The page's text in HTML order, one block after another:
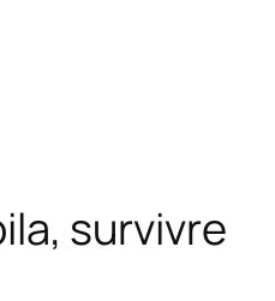
survivre